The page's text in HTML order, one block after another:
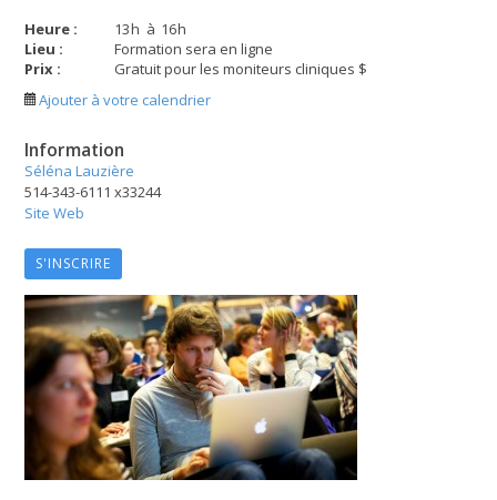
Heure : 13h à 16h
Lieu :
Formation sera en ligne
Prix :
Gratuit pour les moniteurs cliniques $
Ajouter à votre calendrier
Information
Séléna Lauzière
514-343-6111 x33244
Site Web
S'INSCRIRE